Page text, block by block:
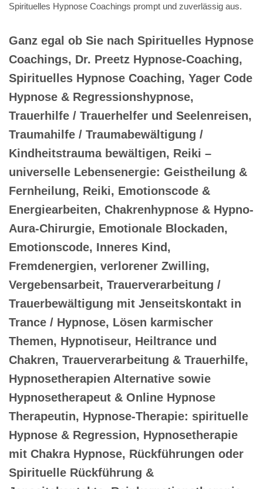
Spirituelles Hypnose Coachings prompt und zuverlässig aus.
Ganz egal ob Sie nach Spirituelles Hypnose
Coachings, Dr. Preetz Hypnose-Coaching,
Spirituelles Hypnose Coaching, Yager Code
Hypnose & Regressionshypnose,
Trauerhilfe / Trauerhelfer und Seelenreisen,
Traumahilfe / Traumabewältigung /
Kindheitstrauma bewältigen, Reiki –
universelle Lebensenergie: Geistheilung &
Fernheilung, Reiki, Emotionscode &
Energiearbeiten, Chakrenhypnose & Hypno-
Aura-Chirurgie, Emotionale Blockaden,
Emotionscode, Inneres Kind,
Fremdenergien, verlorener Zwilling,
Vergebensarbeit, Trauerverarbeitung /
Trauerbewältigung mit Jenseitskontakt in
Trance / Hypnose, Lösen karmischer
Themen, Hypnotiseur, Heiltrance und
Chakren, Trauerverarbeitung & Trauerhilfe,
Hypnosetherapien Alternative sowie
Hypnosetherapeut & Online Hypnose
Therapeutin, Hypnose-Therapie: spirituelle
Hypnose & Regression, Hypnosetherapie
mit Chakra Hypnose, Rückführungen oder
Spirituelle Rückführung &